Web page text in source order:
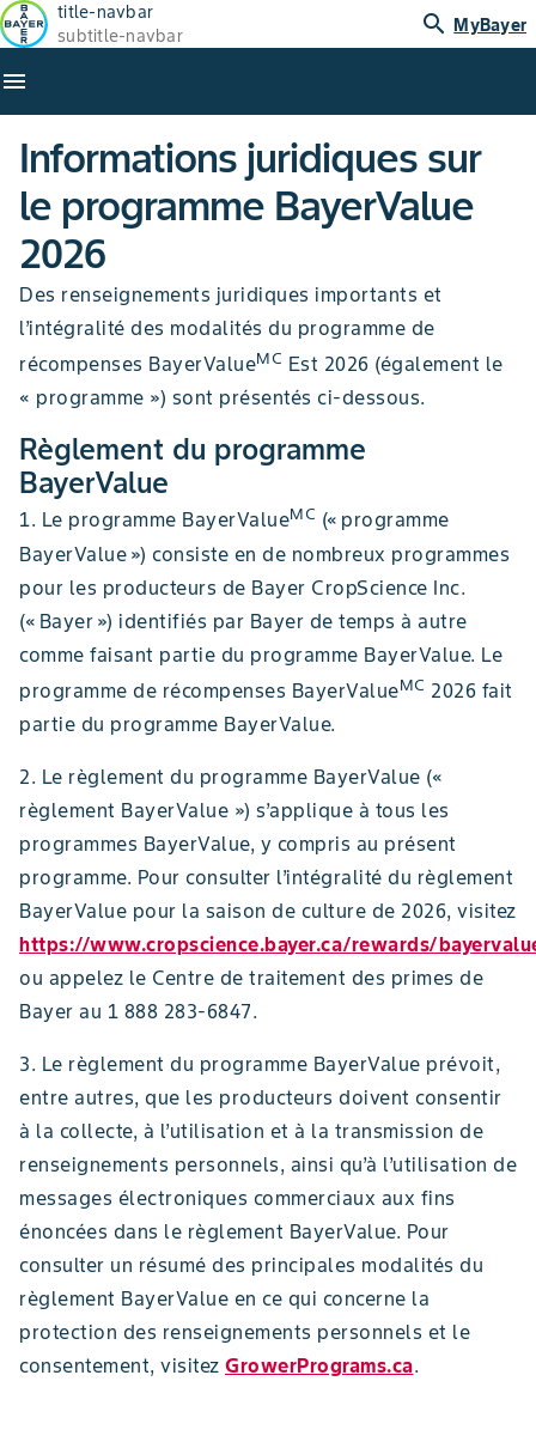
title-navbar
subtitle-navbar
search MyBayer
menu
Informations juridiques sur
le programme BayerValue
2026
Des renseignements juridiques importants et
l’intégralité des modalités du programme de
récompenses BayerValueMC Est 2026 (également le
« programme ») sont présentés ci-dessous.
Règlement du programme
BayerValue
1. Le programme BayerValueMC (« programme
BayerValue ») consiste en de nombreux programmes
pour les producteurs de Bayer CropScience Inc.
(« Bayer ») identifiés par Bayer de temps à autre
comme faisant partie du programme BayerValue. Le
programme de récompenses BayerValueMC 2026 fait
partie du programme BayerValue.
2. Le règlement du programme BayerValue («
règlement BayerValue ») s’applique à tous les
programmes BayerValue, y compris au présent
programme. Pour consulter l’intégralité du règlement
BayerValue pour la saison de culture de 2026, visitez
https://www.cropscience.bayer.ca/rewards/
ou appelez le Centre de traitement des primes de
Bayer au 1 888 283-6847.
3. Le règlement du programme BayerValue prévoit,
entre autres, que les producteurs doivent consentir
à la collecte, à l’utilisation et à la transmission de
renseignements personnels, ainsi qu’à l’utilisation de
messages électroniques commerciaux aux fins
énoncées dans le règlement BayerValue. Pour
consulter un résumé des principales modalités du
règlement BayerValue en ce qui concerne la
protection des renseignements personnels et le
consentement, visitez GrowerPrograms.ca.